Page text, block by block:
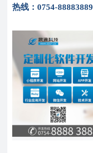
热线：0754-88883889